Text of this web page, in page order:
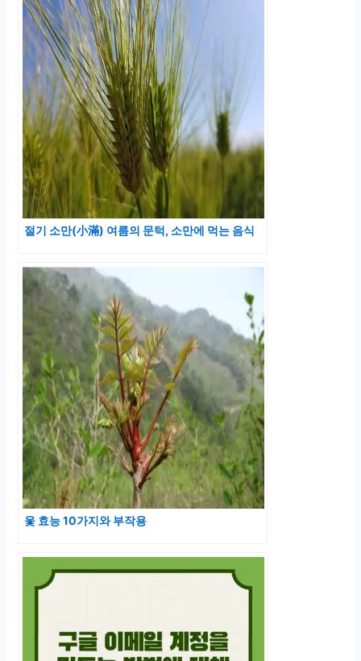
절기 소만(小滿) 여름의 문턱, 소만에 먹는 음식
옻 효능 10가지와 부작용